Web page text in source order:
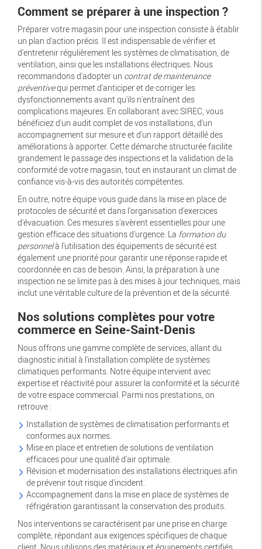
Comment se préparer à une inspection ?
Préparer votre magasin pour une inspection consiste à établir
un plan d'action précis. Il est indispensable de vérifier et
d'entretenir régulièrement les systèmes de climatisation, de
ventilation, ainsi que les installations électriques. Nous
recommandons d'adopter un contrat de maintenance
préventivequi permet d'anticiper et de corriger les
dysfonctionnements avant qu'ils n'entraînent des
complications majeures. En collaborant avec SIREC, vous
bénéficiez d'un audit complet de vos installations, d'un
accompagnement sur mesure et d'un rapport détaillé des
améliorations à apporter. Cette démarche structurée facilite
grandement le passage des inspections et la validation de la
conformité de votre magasin, tout en instaurant un climat de
confiance vis-à-vis des autorités compétentes.
En outre, notre équipe vous guide dans la mise en place de
protocoles de sécurité et dans l'organisation d'exercices
d'évacuation. Ces mesures s'avèrent essentielles pour une
gestion efficace des situations d'urgence. La formation du
personnelà l'utilisation des équipements de sécurité est
également une priorité pour garantir une réponse rapide et
coordonnée en cas de besoin. Ainsi, la préparation à une
inspection ne se limite pas à des mises à jour techniques, mais
inclut une véritable culture de la prévention et de la sécurité.
Nos solutions complètes pour votre
commerce en Seine-Saint-Denis
Nous offrons une gamme complète de services, allant du
diagnostic initial à l'installation complète de systèmes
climatiques performants. Notre équipe intervient avec
expertise et réactivité pour assurer la conformité et la sécurité
de votre espace commercial. Parmi nos prestations, on
retrouve :
Installation de systèmes de climatisation performants et
conformes aux normes.
Mise en place et entretien de solutions de ventilation
efficaces pour une qualité d'air optimale.
Révision et modernisation des installations électriques afin
de prévenir tout risque d'incident.
Accompagnement dans la mise en place de systèmes de
réfrigération garantissant la conservation des produits.
Nos interventions se caractérisent par une prise en charge
complète, répondant aux exigences spécifiques de chaque